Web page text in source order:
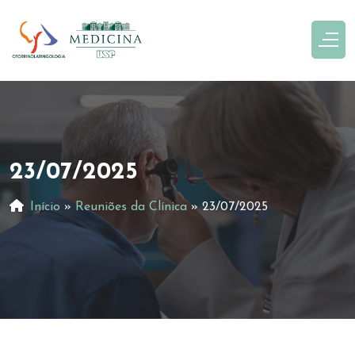
23/07/2025
Início » Reuniões da Clínica »23/07/2025